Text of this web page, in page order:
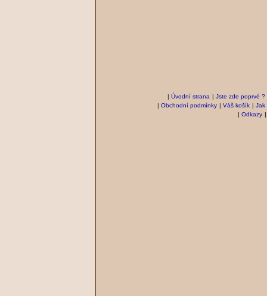
| Úvodní strana | Jste zde poprvé ?
| Obchodní podmínky | Váš košík | Jak
| Odkazy